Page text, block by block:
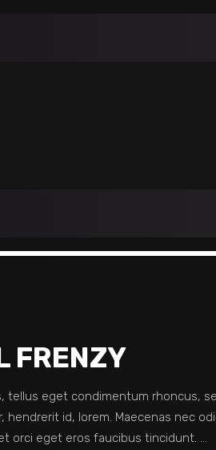
FRENZY
tellus eget condimentum rhoncus,
hendrerit id, lorem. Maecenas nec
orci eget eros faucibus tincidunt.